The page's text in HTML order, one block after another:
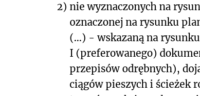
2) nie wyznaczonych na
oznaczonej na rysunku
(…) - wskazaną na
I (preferowanego)
przepisów odrębnych),
ciągów pieszych i ścieżek